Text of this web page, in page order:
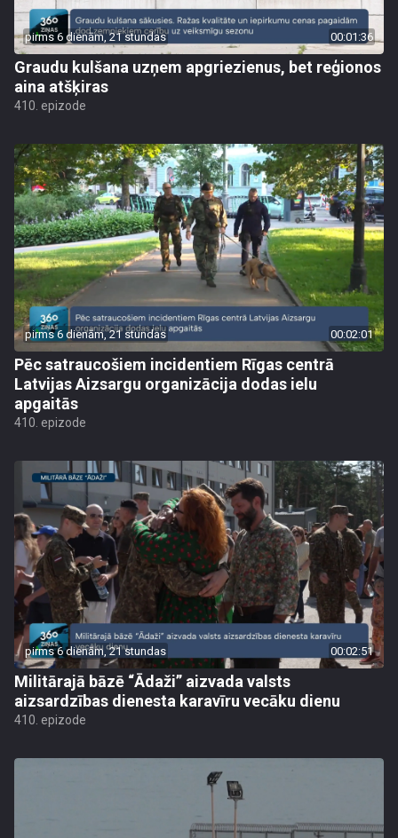
pirms 6 dienām, 21 stundas 00:01:36
Graudu kulšana uzņem apgriezienus, bet reģionos
aina atšķiras
410. epizode
pirms 6 dienām, 21 stundas 00:02:01
Pēc satraucošiem incidentiem Rīgas centrā
Latvijas Aizsargu organizācija dodas ielu
apgaitās
410. epizode
pirms 6 dienām, 21 stundas 00:02:51
Militārajā bāzē “Ādaži” aizvada valsts
aizsardzības dienesta karavīru vecāku dienu
410. epizode